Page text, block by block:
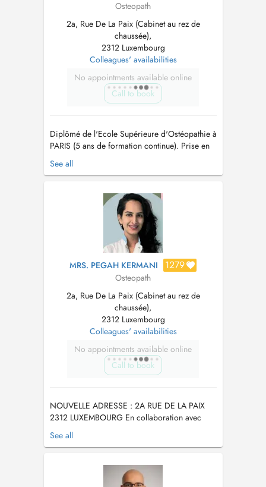
Osteopath
2a, Rue De La Paix (Cabinet au rez de
chaussée),
2312 Luxembourg
Colleagues' availabilities
No appointments available online
Call to book
Diplômé de l'Ecole Supérieure d'Ostéopathie à
PARIS (5 ans de formation continue). Prise en
charge de nourrisson, enfants, adolescents,
adultes, séniors, sportifs et personnes en
Viscérale thoracique, abdominale et petit
bassin (reflux gastro-œs...
See all
MRS. PEGAH KERMANI 1279
Osteopath
2a, Rue De La Paix (Cabinet au rez de
chaussée),
2312 Luxembourg
Colleagues' availabilities
No appointments available online
Call to book
NOUVELLE ADRESSE : 2A RUE DE LA PAIX
2312 LUXEMBOURG En collaboration avec
Anthony Cyrille, ostéopathe D.O diplômé de
Bordeaux. Formé en 5 ans, il accompagne les
personnalisée. Spécialisé en troubles de la
mâchoire (ATM), ostéopathie du sport et
See all